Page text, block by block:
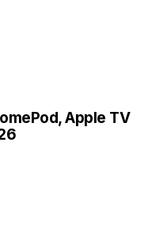
Apple TV